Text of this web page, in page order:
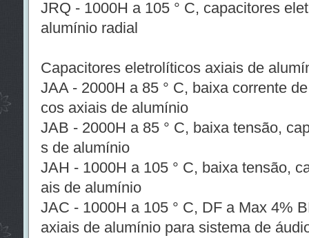
JRQ - 1000H a 105 ° C, capacitores
alumínio radial
Capacitores eletrolíticos axiais de
JAA - 2000H a 85 ° C, baixa corrente
cos axiais de alumínio
JAB - 2000H a 85 ° C, baixa tensão,
s de alumínio
JAH - 1000H a 105 ° C, baixa tensão,
ais de alumínio
JAC - 1000H a 105 ° C, DF a Max 4%
axiais de alumínio para sistema de